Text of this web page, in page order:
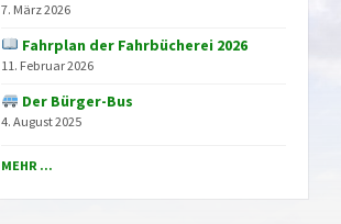
7. März 2026
Fahrplan der Fahrbücherei 2026
11. Februar 2026
Der Bürger-Bus
4. August 2025
MEHR ...